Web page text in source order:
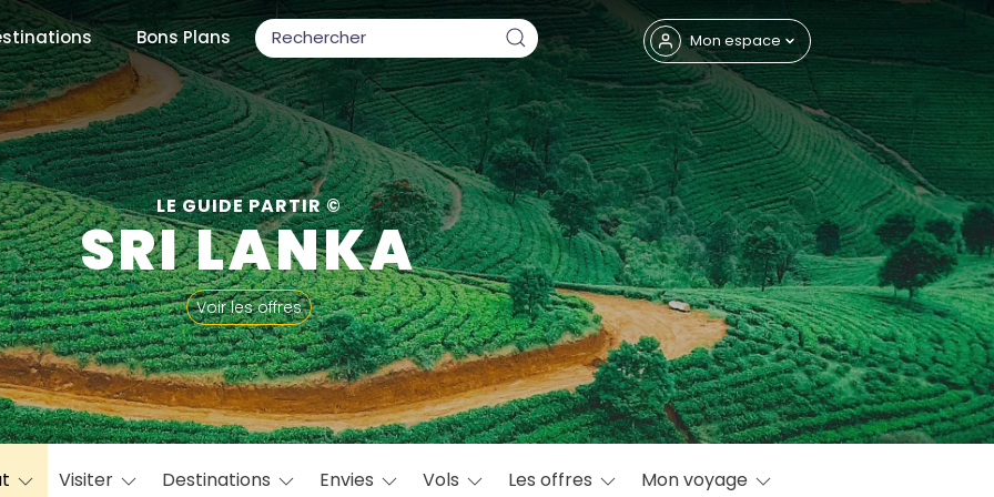
Bons Plans Mon espace
LE GUIDE PARTIR ©
SRI LANKA
Voir les offres
Visiter Destinations Envies Vols Les offres Mon voyage
Fermer
populaires
mois
Février Mars Avril Mai Juin Juillet Août
Septembre
Novembre Décembre